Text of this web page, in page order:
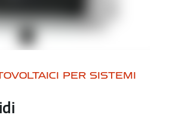
PER SISTEMI